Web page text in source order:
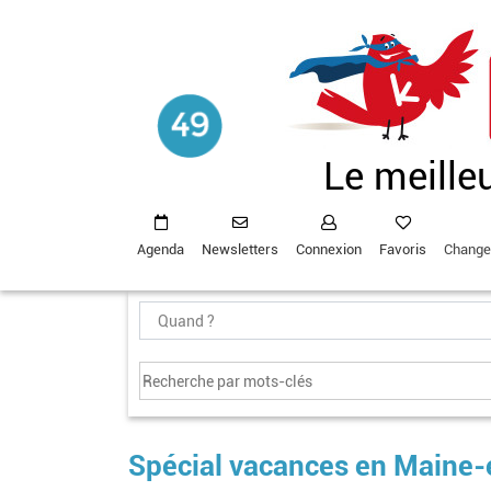
Le
Agenda Newsletters Connexion Favoris
Spécial vacances en